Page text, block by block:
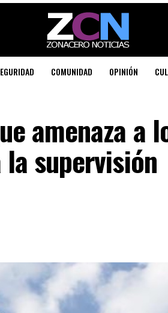
COMUNIDAD OPINIÓN
amenaza a
supervisión